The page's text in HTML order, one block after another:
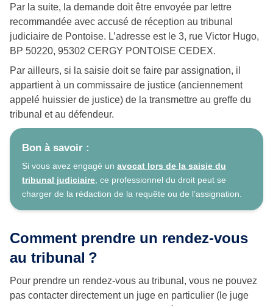
Par la suite, la demande doit être envoyée par lettre
recommandée avec accusé de réception au tribunal
judiciaire de Pontoise. L’adresse est le 3, rue Victor Hugo,
BP 50220, 95302 CERGY PONTOISE CEDEX.
Par ailleurs, si la saisie doit se faire par assignation, il
appartient à un commissaire de justice (anciennement
appelé huissier de justice) de la transmettre au greffe du
tribunal et au défendeur.
Bon à savoir :
Si vous avez engagé un avocat lors de la saisie du
tribunal judiciaire , ce professionnel du droit peut se
charger de la rédaction de la requête ou de l’assignation.
Comment prendre un rendez-vous
au tribunal ?
Pour prendre un rendez-vous au tribunal, vous ne pouvez
pas contacter directement un juge en particulier (le juge